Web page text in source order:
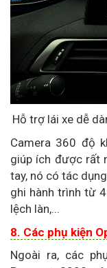
Hỗ trợ lái xe dễ
Camera 360 độ
giúp ích được rất
tay, nó có tác
ghi hành trình từ
lệch làn,...
8. Các phụ kiện
Ngoài ra, các